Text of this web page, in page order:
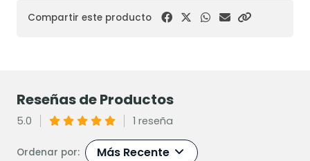
Compartir este producto
Reseñas de Productos
5.0 1 reseña
Ordenar por: Más Recente